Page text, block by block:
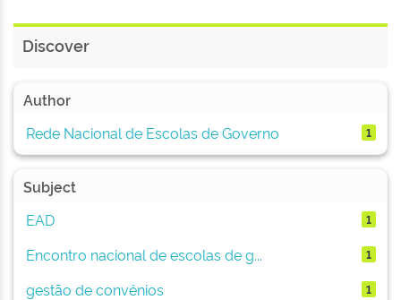
Discover
Author
Rede Nacional de Escolas de Governo
1
Subject
EAD
1
Encontro nacional de escolas de g... 1
gestão de convênios 1